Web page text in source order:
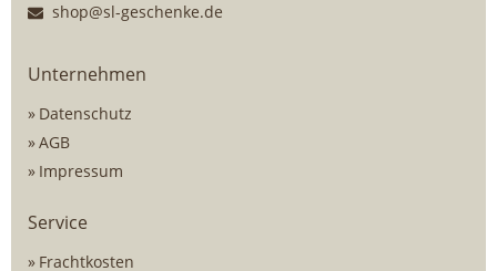
shop@sl-geschenke.de
Unternehmen
Datenschutz
AGB
Impressum
Service
Frachtkosten